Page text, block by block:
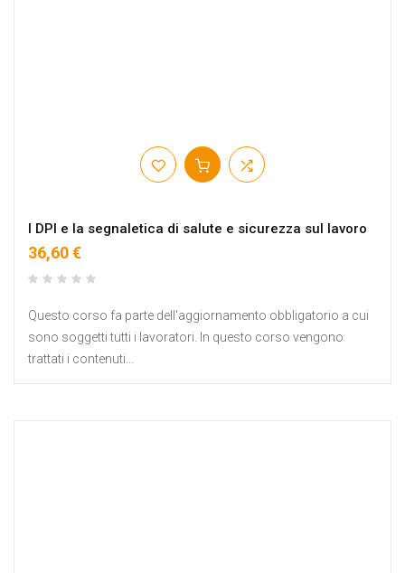
I DPI e la segnaletica di salute e sicurezza sul lavoro
36,60 €
Questo corso fa parte dell'aggiornamento obbligatorio a cui
sono soggetti tutti i lavoratori. In questo corso vengono
trattati i contenuti...